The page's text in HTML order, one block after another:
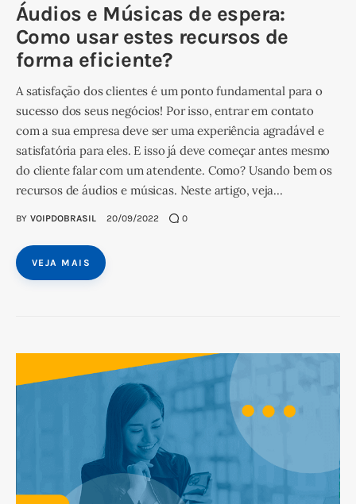
Áudios e Músicas de espera:
Como usar estes recursos de
forma eficiente?
A satisfação dos clientes é um ponto fundamental para o
sucesso dos seus negócios! Por isso, entrar em contato
com a sua empresa deve ser uma experiência agradável e
satisfatória para eles. E isso já deve começar antes mesmo
do cliente falar com um atendente. Como? Usando bem os
recursos de áudios e músicas. Neste artigo, veja…
BY VOIPDOBRASIL 20/09/2022 0
VEJA MAIS